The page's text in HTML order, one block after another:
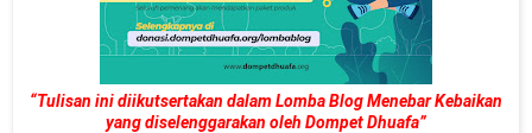
“Tulisan ini diikutsertakan dalam Lomba Blog Menebar Kebaikan
yang diselenggarakan oleh Dompet Dhuafa”